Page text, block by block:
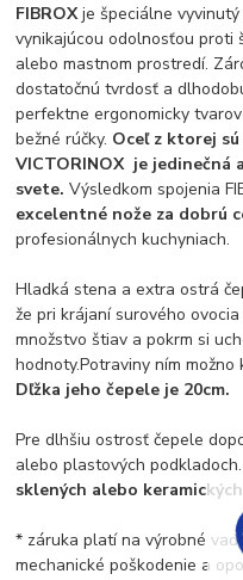
FIBROXje špeciálne
vynikajúcou odolnosťou proti
alebo mastnom prostredí.
dostatočnú tvrdosť a
perfektne ergonomicky
bežné rúčky. Oceľ z ktorej
VICTORINOX je
svete. Výsledkom spojenia
excelentné nože za dobrú
profesionálnych kuchyniach.
Hladká stena a extra ostrá
že pri krájaní surového
množstvo štiav a pokrm si
hodnoty.Potraviny ním
Dľžka jeho čepele je 20cm.
Pre dlhšiu ostrosť čepele
alebo plastových podkladoch.
sklených alebo
* záruka platí na výrobné
mechanické poškodenie a